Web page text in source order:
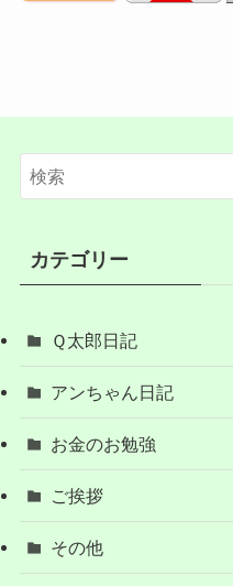
カテゴリー
Ｑ太郎日記
アンちゃん日記
お金のお勉強
ご挨拶
その他